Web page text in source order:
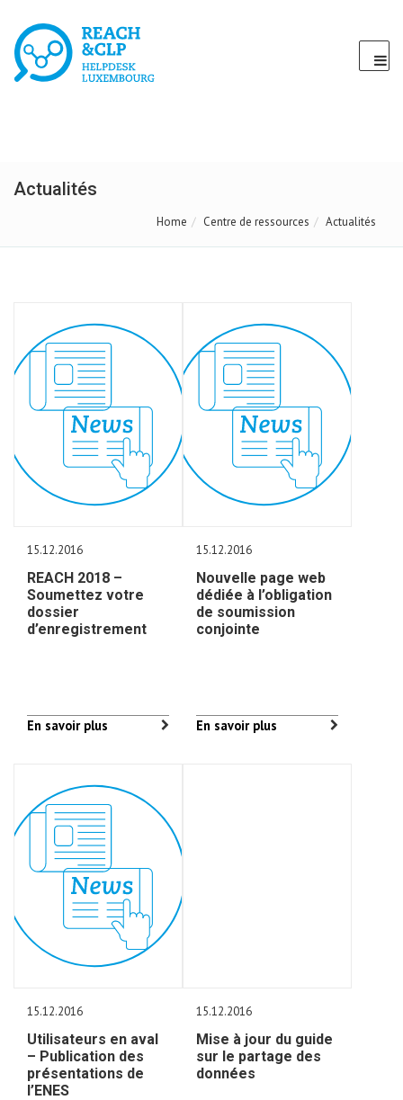
Actualités
Home Centre de ressources Actualités
15.12.2016
REACH 2018 –
Soumettez votre
dossier
d’enregistrement
En savoir plus
15.12.2016
Nouvelle page web
dédiée à l’obligation
de soumission
conjointe
En savoir plus
15.12.2016
Utilisateurs en aval
– Publication des
présentations de
l’ENES
15.12.2016
Mise à jour du guide
sur le partage des
données